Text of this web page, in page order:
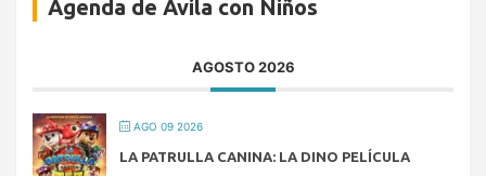
Agenda de Ávila con Niños
AGOSTO 2026
AGO 09 2026
LA PATRULLA CANINA: LA DINO PELÍCULA